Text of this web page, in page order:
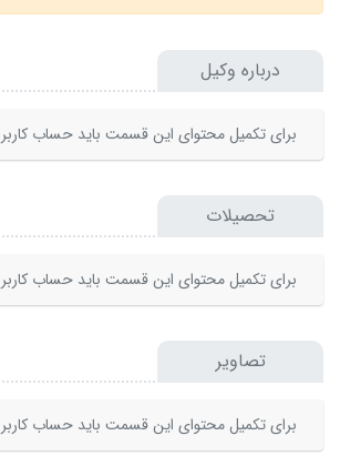
درباره وکیل
برای تکمیل محتوای این قسمت باید حساب
تحصیلات
برای تکمیل محتوای این قسمت باید حساب
تصاویر
برای تکمیل محتوای این قسمت باید حساب